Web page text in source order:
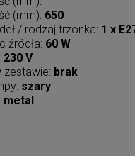
(mm): 650
/ rodzaj trzonka: 1 x
źródła: 60 W
230 V
zestawie: brak
szary
metal